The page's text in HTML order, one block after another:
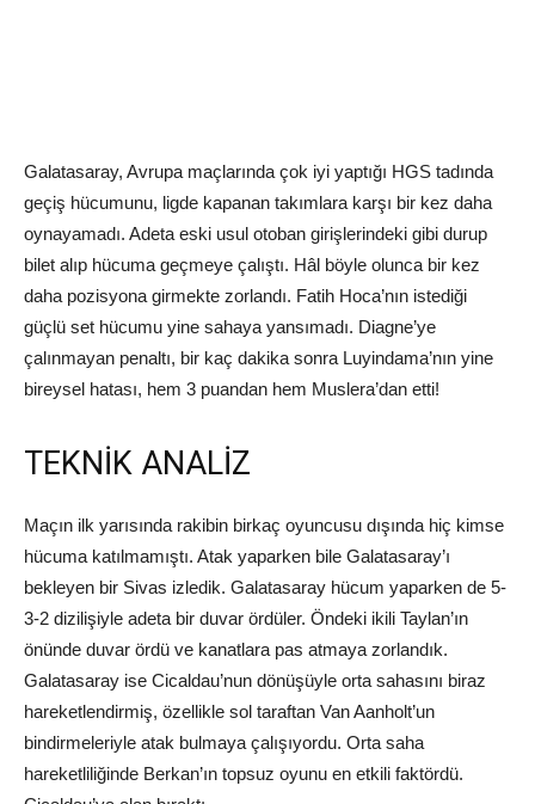
Galatasaray, Avrupa maçlarında çok iyi yaptığı HGS tadında
geçiş hücumunu, ligde kapanan takımlara karşı bir kez daha
oynayamadı. Adeta eski usul otoban girişlerindeki gibi durup
bilet alıp hücuma geçmeye çalıştı. Hâl böyle olunca bir kez
daha pozisyona girmekte zorlandı. Fatih Hoca’nın istediği
güçlü set hücumu yine sahaya yansımadı. Diagne’ye
çalınmayan penaltı, bir kaç dakika sonra Luyindama’nın yine
bireysel hatası, hem 3 puandan hem Muslera’dan etti!
TEKNİK ANALİZ
Maçın ilk yarısında rakibin birkaç oyuncusu dışında hiç kimse
hücuma katılmamıştı. Atak yaparken bile Galatasaray’ı
bekleyen bir Sivas izledik. Galatasaray hücum yaparken de 5-
3-2 dizilişiyle adeta bir duvar ördüler. Öndeki ikili Taylan’ın
önünde duvar ördü ve kanatlara pas atmaya zorlandık.
Galatasaray ise Cicaldau’nun dönüşüyle orta sahasını biraz
hareketlendirmiş, özellikle sol taraftan Van Aanholt’un
bindirmeleriyle atak bulmaya çalışıyordu. Orta saha
hareketliliğinde Berkan’ın topsuz oyunu en etkili faktördü.